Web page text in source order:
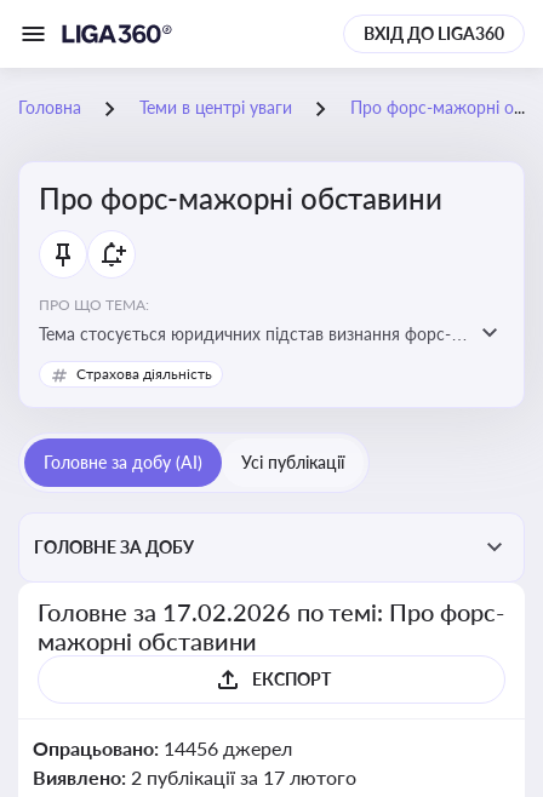
ВХІД ДО LIGA360
Головна Теми в центрі уваги Про форс-мажорні обставини
Про форс-мажорні обставини
ПРО ЩО ТЕМА:
Тема стосується юридичних підстав визнання форс-
мажорних обставин та звільнення від
відповідальності у зв'язку з їх настанням
Страхова діяльність
Головне за добу (AI) Усі публікації
ГОЛОВНЕ ЗА ДОБУ
Головне за 17.02.2026 по темі: Про форс-
мажорні обставини
ЕКСПОРТ
Опрацьовано: 14456 джерел
Виявлено: 2 публікації за 17 лютого